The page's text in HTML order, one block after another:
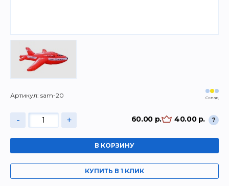
Артикул: sam-20 Склад
- + 60.00 р. 40.00 р. ?
В КОРЗИНУ
КУПИТЬ В 1 КЛИК